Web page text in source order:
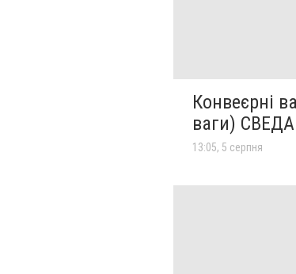
Конвеєрні
ваги)
13:05, 5 серпня